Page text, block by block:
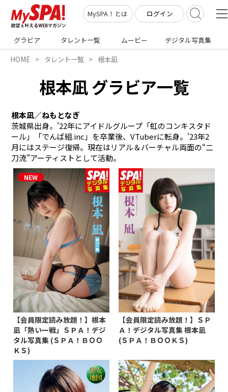
MySPA！とは ログイン
グラビア タレント一覧 ムービー デジタル写真集
HOME タレント一覧 根本凪
根本凪 グラビア一覧
根本凪／ねもとなぎ
茨城県出身。'22年にアイドルグループ「虹のコンキスタド
ール」「でんば組.inc」を卒業後、VTuberに転身。'23年2
月にはステージ復帰。現在はリアル＆バーチャル両面の“二
刀流”アーティストとして活動。
【会員限定読み放題！】根本
凪「熱い一戦」ＳＰＡ！デジ
タル写真集 (ＳＰＡ！ＢＯＯ
ＫＳ)
【会員限定読み放題！】ＳＰ
Ａ！デジタル写真集 根本凪
(ＳＰＡ！ＢＯＯＫＳ)